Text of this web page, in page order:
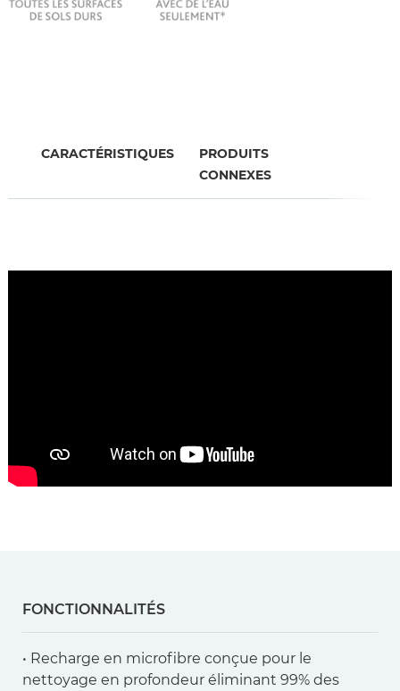
CARACTÉRISTIQUES
PRODUITS
CONNEXES
FONCTIONNALITÉS
• Recharge en microfibre conçue pour le
nettoyage en profondeur éliminant 99% des